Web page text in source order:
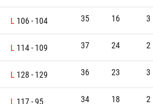
L 106- 104 35 16 3
L 114- 109 37 24 2
L 128 - 129 36 23 3
L 117-95 34 18 2